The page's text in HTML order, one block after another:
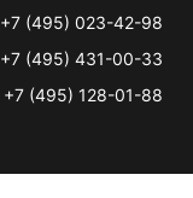
+7 (495) 023-42-98
+7 (495) 431-00-33
+7 (495) 128-01-88